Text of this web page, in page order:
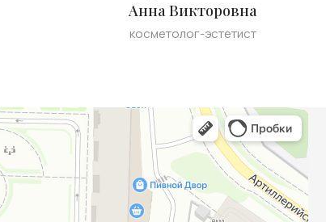
Анна Викторовна
косметолог-эстетист